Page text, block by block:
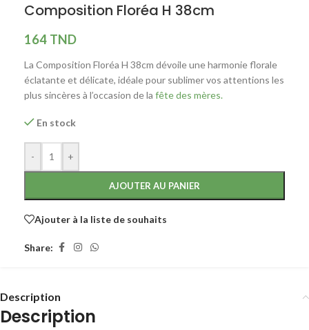
Composition Floréa H 38cm
164 TND
La Composition Floréa H 38cm dévoile une harmonie florale
éclatante et délicate, idéale pour sublimer vos attentions les
plus sincères à l’occasion de la fête des mères.
En stock
- +
AJOUTER AU PANIER
Ajouter à la liste de souhaits
Share:
Description
Description